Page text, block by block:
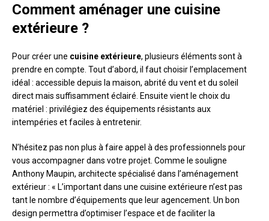
Comment aménager une cuisine
extérieure ?
Pour créer une cuisine extérieure, plusieurs éléments sont à
prendre en compte. Tout d’abord, il faut choisir l’emplacement
idéal : accessible depuis la maison, abrité du vent et du soleil
direct mais suffisamment éclairé. Ensuite vient le choix du
matériel : privilégiez des équipements résistants aux
intempéries et faciles à entretenir.
N’hésitez pas non plus à faire appel à des professionnels pour
vous accompagner dans votre projet. Comme le souligne
Anthony Maupin, architecte spécialisé dans l’aménagement
extérieur : « L’important dans une cuisine extérieure n’est pas
tant le nombre d’équipements que leur agencement. Un bon
design permettra d’optimiser l’espace et de faciliter la